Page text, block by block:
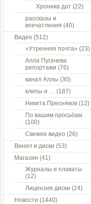
Хроника дат (22)
рассказы и
впечатления (40)
Видео (512)
»Утренняя почта» (23)
Алла Пугачева
репортажи (76)
канал Аллы (30)
клипы и … (187)
Никита Пресняков (12)
По вашим просьбам
(100)
Свежее видео (26)
Винил и диски (53)
Магазин (41)
Журналы и плакаты
(12)
Лицензия диски (24)
Новости (1440)